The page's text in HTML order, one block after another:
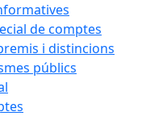
de comptes
i distincions
públics